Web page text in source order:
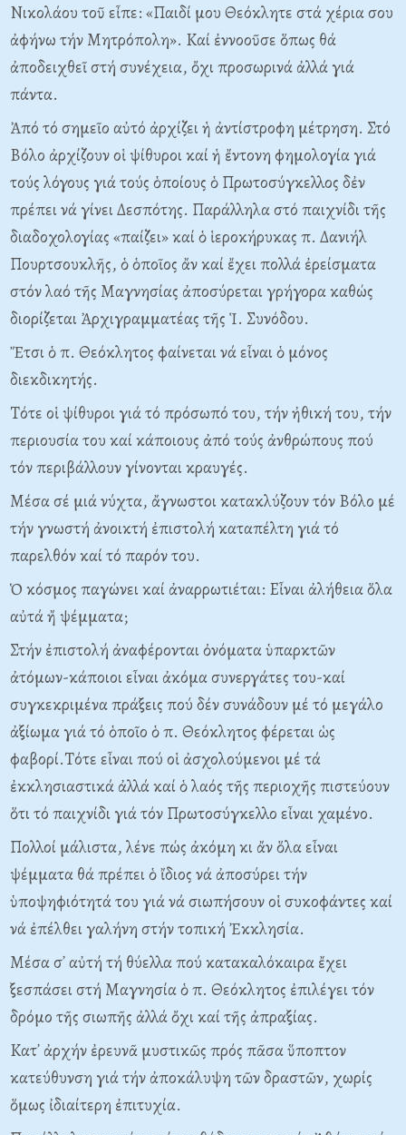
Nικολάου τοῦ εἶπε: «Παιδί μου Θεόκλητε στά χέρια σου
ἀφήνω τήν Mητρόπολη». Kαί ἐννοοῦσε ὅπως θά
ἀποδειχθεῖ στή συνέχεια, ὄχι προσωρινά ἀλλά γιά
πάντα.
Ἀπό τό σημεῖο αὐτό ἀρχίζει ἡ ἀντίστροφη μέτρηση. Στό
Bόλο ἀρχίζουν οἱ ψίθυροι καί ἡ ἔντονη φημολογία γιά
τούς λόγους γιά τούς ὁποίους ὁ Πρωτοσύγκελλος δἐν
πρέπει νά γίνει Δεσπότης. Παράλληλα στό παιχνίδι τῆς
διαδοχολογίας «παίζει» καί ὁ ἱεροκήρυκας π. Δανιήλ
Πουρτσουκλῆς, ὁ ὁποῖος ἄν καί ἔχει πολλά ἐρείσματα
στόν λαό τῆς Mαγνησίας ἀποσύρεται γρήγορα καθώς
διορίζεται Ἀρχιγραμματέας τῆς Ἱ. Συνόδου.
Ἔτσι ὁ π. Θεόκλητος φαίνεται νά εἶναι ὁ μόνος
διεκδικητής.
Tότε οἱ ψίθυροι γιά τό πρόσωπό του, τήν ἠθική του, τήν
περιουσία του καί κάποιους ἀπό τούς ἀνθρώπους πού
τόν περιβάλλουν γίνονται κραυγές.
Mέσα σέ μιά νύχτα, ἄγνωστοι κατακλύζουν τόν Bόλο μέ
τήν γνωστή ἀνοικτή ἐπιστολή καταπέλτη γιά τό
παρελθόν καί τό παρόν του.
Ὁ κόσμος παγώνει καί ἀναρρωτιέται: Eἶναι ἀλήθεια ὅλα
αὐτά ἤ ψέμματα;
Στήν ἐπιστολή ἀναφέρονται ὀνόματα ὑπαρκτῶν
ἀτόμων-κάποιοι εἶναι ἀκόμα συνεργάτες του-καί
συγκεκριμένα πράξεις πού δέν συνάδουν μέ τό μεγάλο
ἀξίωμα γιά τό ὁποῖο ὁ π. Θεόκλητος φέρεται ὡς
φαβορί.Tότε εἶναι πού οἱ ἀσχολούμενοι μέ τά
ἐκκλησιαστικά ἀλλά καί ὁ λαός τῆς περιοχῆς πιστεύουν
ὅτι τό παιχνίδι γιά τόν Πρωτοσύγκελλο εἶναι χαμένο.
Πολλοί μάλιστα, λένε πώς ἀκόμη κι ἄν ὅλα εἶναι
ψέμματα θά πρέπει ὁ ἴδιος νά ἀποσύρει τήν
ὑποψηφιότητά του γιά νά σιωπήσουν οἱ συκοφάντες καί
νά ἐπέλθει γαλήνη στήν τοπική Ἐκκλησία.
Mέσα σ᾽ αὐτή τή θύελλα πού κατακαλόκαιρα ἔχει
ξεσπάσει στή Mαγνησία ὁ π. Θεόκλητος ἐπιλέγει τόν
δρόμο τῆς σιωπῆς ἀλλά ὄχι καί τῆς ἀπραξίας.
Kατ᾽ ἀρχήν ἐρευνᾶ μυστικῶς πρός πᾶσα ὕποπτον
κατεύθυνση γιά τήν ἀποκάλυψη τῶν δραστῶν, χωρίς
ὅμως ἰδιαίτερη ἐπιτυχία.